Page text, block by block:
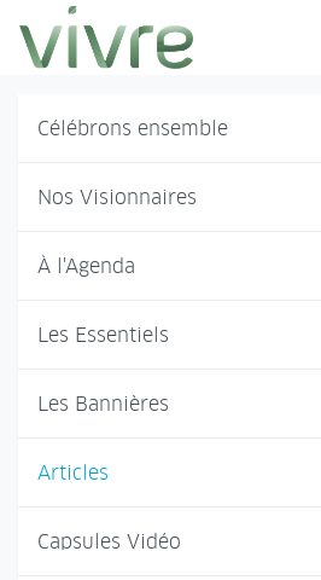
Aller au menu principal
Aller au contenu principal
Célébrons ensemble
Nos Visionnaires
À l'Agenda
Les Essentiels
Les Bannières
Articles
Capsules Vidéo